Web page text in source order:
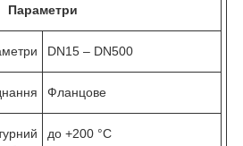
Параметри
DN15 – DN500
Фланцове
до +200 °C